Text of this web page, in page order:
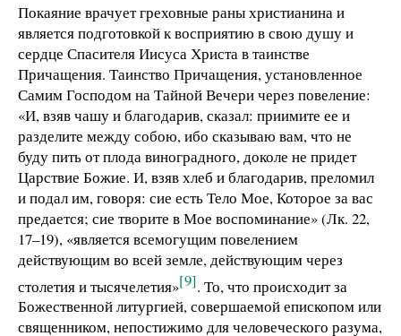
Покаяние врачует греховные раны христианина и
является подготовкой к восприятию в свою душу и
сердце Спасителя Иисуса Христа в таинстве
Причащения. Таинство Причащения, установленное
Самим Господом на Тайной Вечери через повеление:
«И, взяв чашу и благодарив, сказал: приимите ее и
разделите между собою, ибо сказываю вам, что не
буду пить от плода виноградного, доколе не придет
Царствие Божие. И, взяв хлеб и благодарив, преломил
и подал им, говоря: сие есть Тело Мое, Которое за вас
предается; сие творите в Мое воспоминание» (Лк. 22,
17–19), «является всемогущим повелением
действующим во всей земле, действующим через
столетия и тысячелетия»[9]. То, что происходит за
Божественной литургией, совершаемой епископом или
священником, непостижимо для человеческого разума,